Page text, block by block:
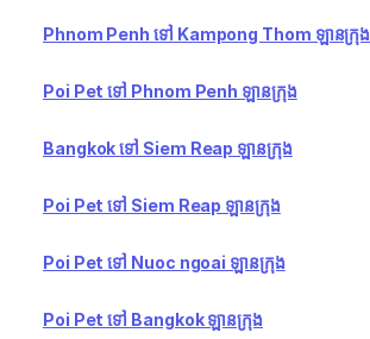
Phnom Penh ទៅ Kampong Thom ឡានក្រុង
Poi Pet ទៅ Phnom Penh ឡានក្រុង
Bangkok ទៅ Siem Reap ឡានក្រុង
Poi Pet ទៅ Siem Reap ឡានក្រុង
Poi Pet ទៅ Nuoc ngoai ឡានក្រុង
Poi Pet ទៅ Bangkok ឡានក្រុង